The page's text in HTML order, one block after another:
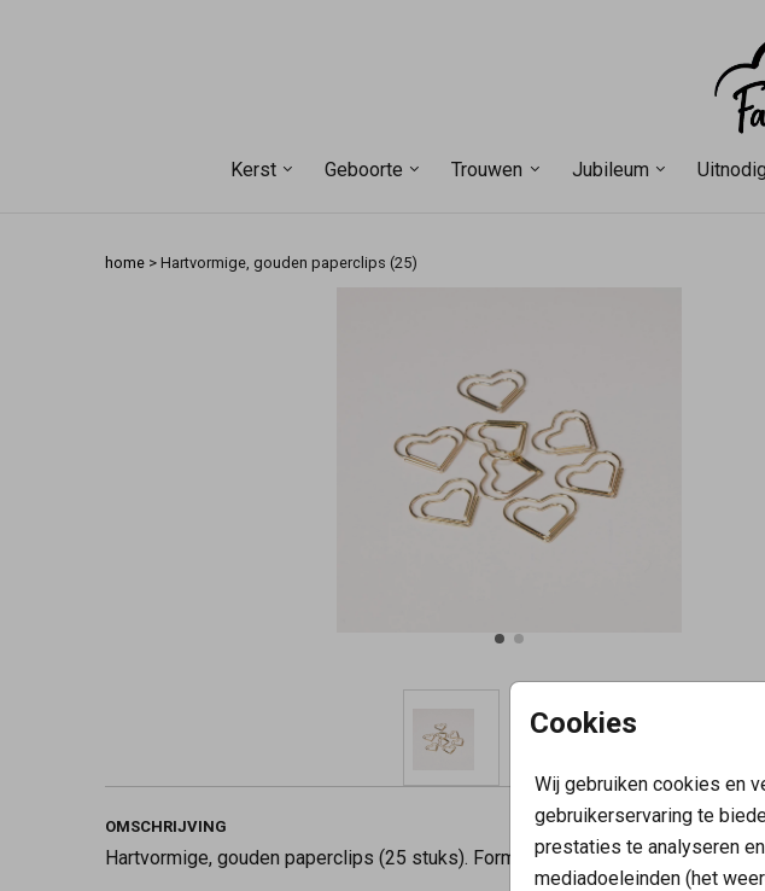
Kerst Geboorte Trouwen Jubileum
Cookies
Wij gebruiken cookies en
gebruikerservaring te
prestaties te analyseren
mediadoeleinden (het
home > Hartvormige, gouden paperclips (25)
OMSCHRIJVING
Hartvormige, gouden paperclips (25 stuks). Formaat: 2,4 cm (breedte) x 2 cm